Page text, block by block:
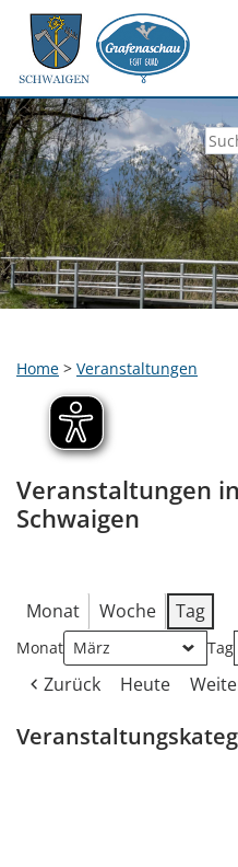
Home > Veranstaltungen
Veranstaltungen
Schwaigen
Monat Woche Tag
Monat Tag
Zurück Heute